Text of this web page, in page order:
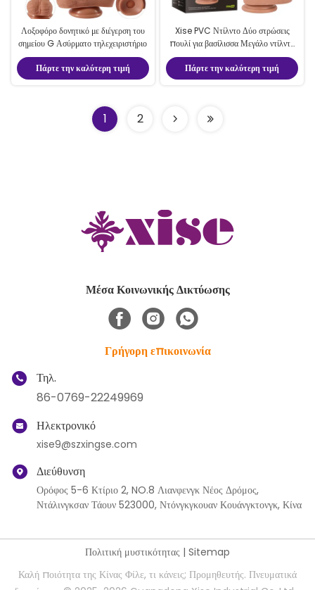
Λοξοφόρο δονητικό με διέγερση του
σημείου G Ασύρματο τηλεχειριστήριο
Πάρτε την καλύτερη τιμή
Xise PVC Ντίλντο Δύο στρώσεις
πουλί για βασίλισσα Μεγάλο ντίλντο
9,6 ίντσες για ενήλικες σεξ
Πάρτε την καλύτερη τιμή
1 2
Μέσα Κοινωνικής Δικτύωσης
Γρήγορη επικοινωνία
Τηλ.
86-0769-22249969
Ηλεκτρονικό
xise9@szxingse.com
Διεύθυνση
Ορόφος 5-6 Κτίριο 2, NO.8 Λιανφενγκ Νέος Δρόμος,
Ντάλινγκσαν Τάουν 523000, Ντόνγκγκουαν Κουάνγκτονγκ, Κίνα
Πολιτική μυστικότητας | Sitemap
Καλή ποιότητα της Κίνας Φίλε, τι κάνεις; Προμηθευτής. Πνευματικά